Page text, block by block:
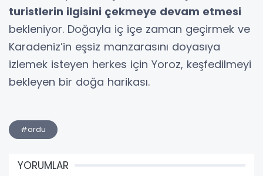
turistlerin ilgisini çekmeye devam etmesi
bekleniyor. Doğayla iç içe zaman geçirmek ve
Karadeniz’in eşsiz manzarasını doyasıya
izlemek isteyen herkes için Yoroz, keşfedilmeyi
bekleyen bir doğa harikası.
#ordu
YORUMLAR